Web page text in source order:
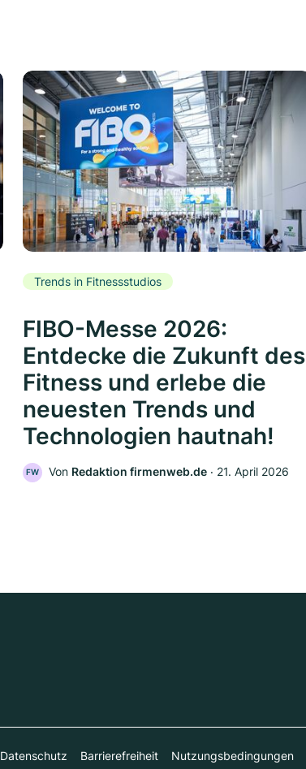
Trends in Fitnessstudios
FIBO-Messe 2026:
Entdecke die Zukunft des
Fitness und erlebe die
neuesten Trends und
Technologien hautnah!
FW Von Redaktion firmenweb.de ‧ 21. April 2026
Datenschutz Barrierefreiheit Nutzungsbedingungen